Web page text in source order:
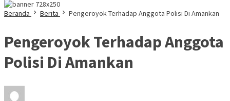
Beranda
Berita Pengeroyok Terhadap Anggota Polisi Di Amankan
Pengeroyok Terhadap Anggota
Polisi Di Amankan